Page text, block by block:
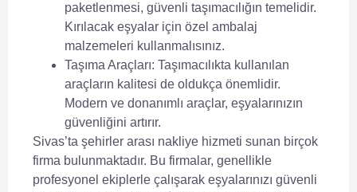
paketlenmesi, güvenli taşımacılığın temelidir.
Kırılacak eşyalar için özel ambalaj
malzemeleri kullanmalısınız.
Taşıma Araçları: Taşımacılıkta kullanılan
araçların kalitesi de oldukça önemlidir.
Modern ve donanımlı araçlar, eşyalarınızın
güvenliğini artırır.
Sivas’ta şehirler arası nakliye hizmeti sunan birçok
firma bulunmaktadır. Bu firmalar, genellikle
profesyonel ekiplerle çalışarak eşyalarınızı güvenli